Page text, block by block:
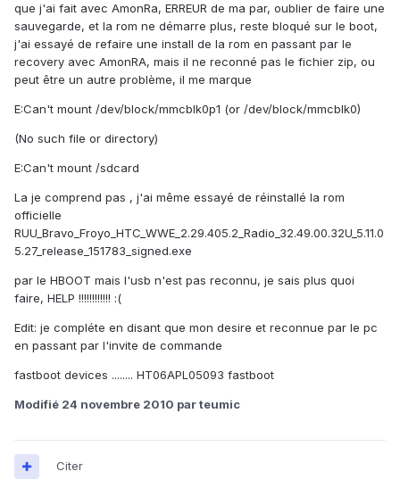
que j'ai fait avec AmonRa, ERREUR de ma par, oublier de faire une
sauvegarde, et la rom ne démarre plus, reste bloqué sur le boot,
j'ai essayé de refaire une install de la rom en passant par le
recovery avec AmonRA, mais il ne reconné pas le fichier zip, ou
peut être un autre problème, il me marque
E:Can't mount /dev/block/mmcblk0p1 (or /dev/block/mmcblk0)
(No such file or directory)
E:Can't mount /sdcard
La je comprend pas , j'ai même essayé de réinstallé la rom
officielle
RUU_Bravo_Froyo_HTC_WWE_2.29.405.2_Radio_32.49.00.32U_5.11.0
5.27_release_151783_signed.exe
par le HBOOT mais l'usb n'est pas reconnu, je sais plus quoi
faire, HELP !!!!!!!!!!!! :(
Edit: je compléte en disant que mon desire et reconnue par le pc
en passant par l'invite de commande
fastboot devices ........ HT06APL05093 fastboot
Modifié 24 novembre 2010 par teumic
Citer